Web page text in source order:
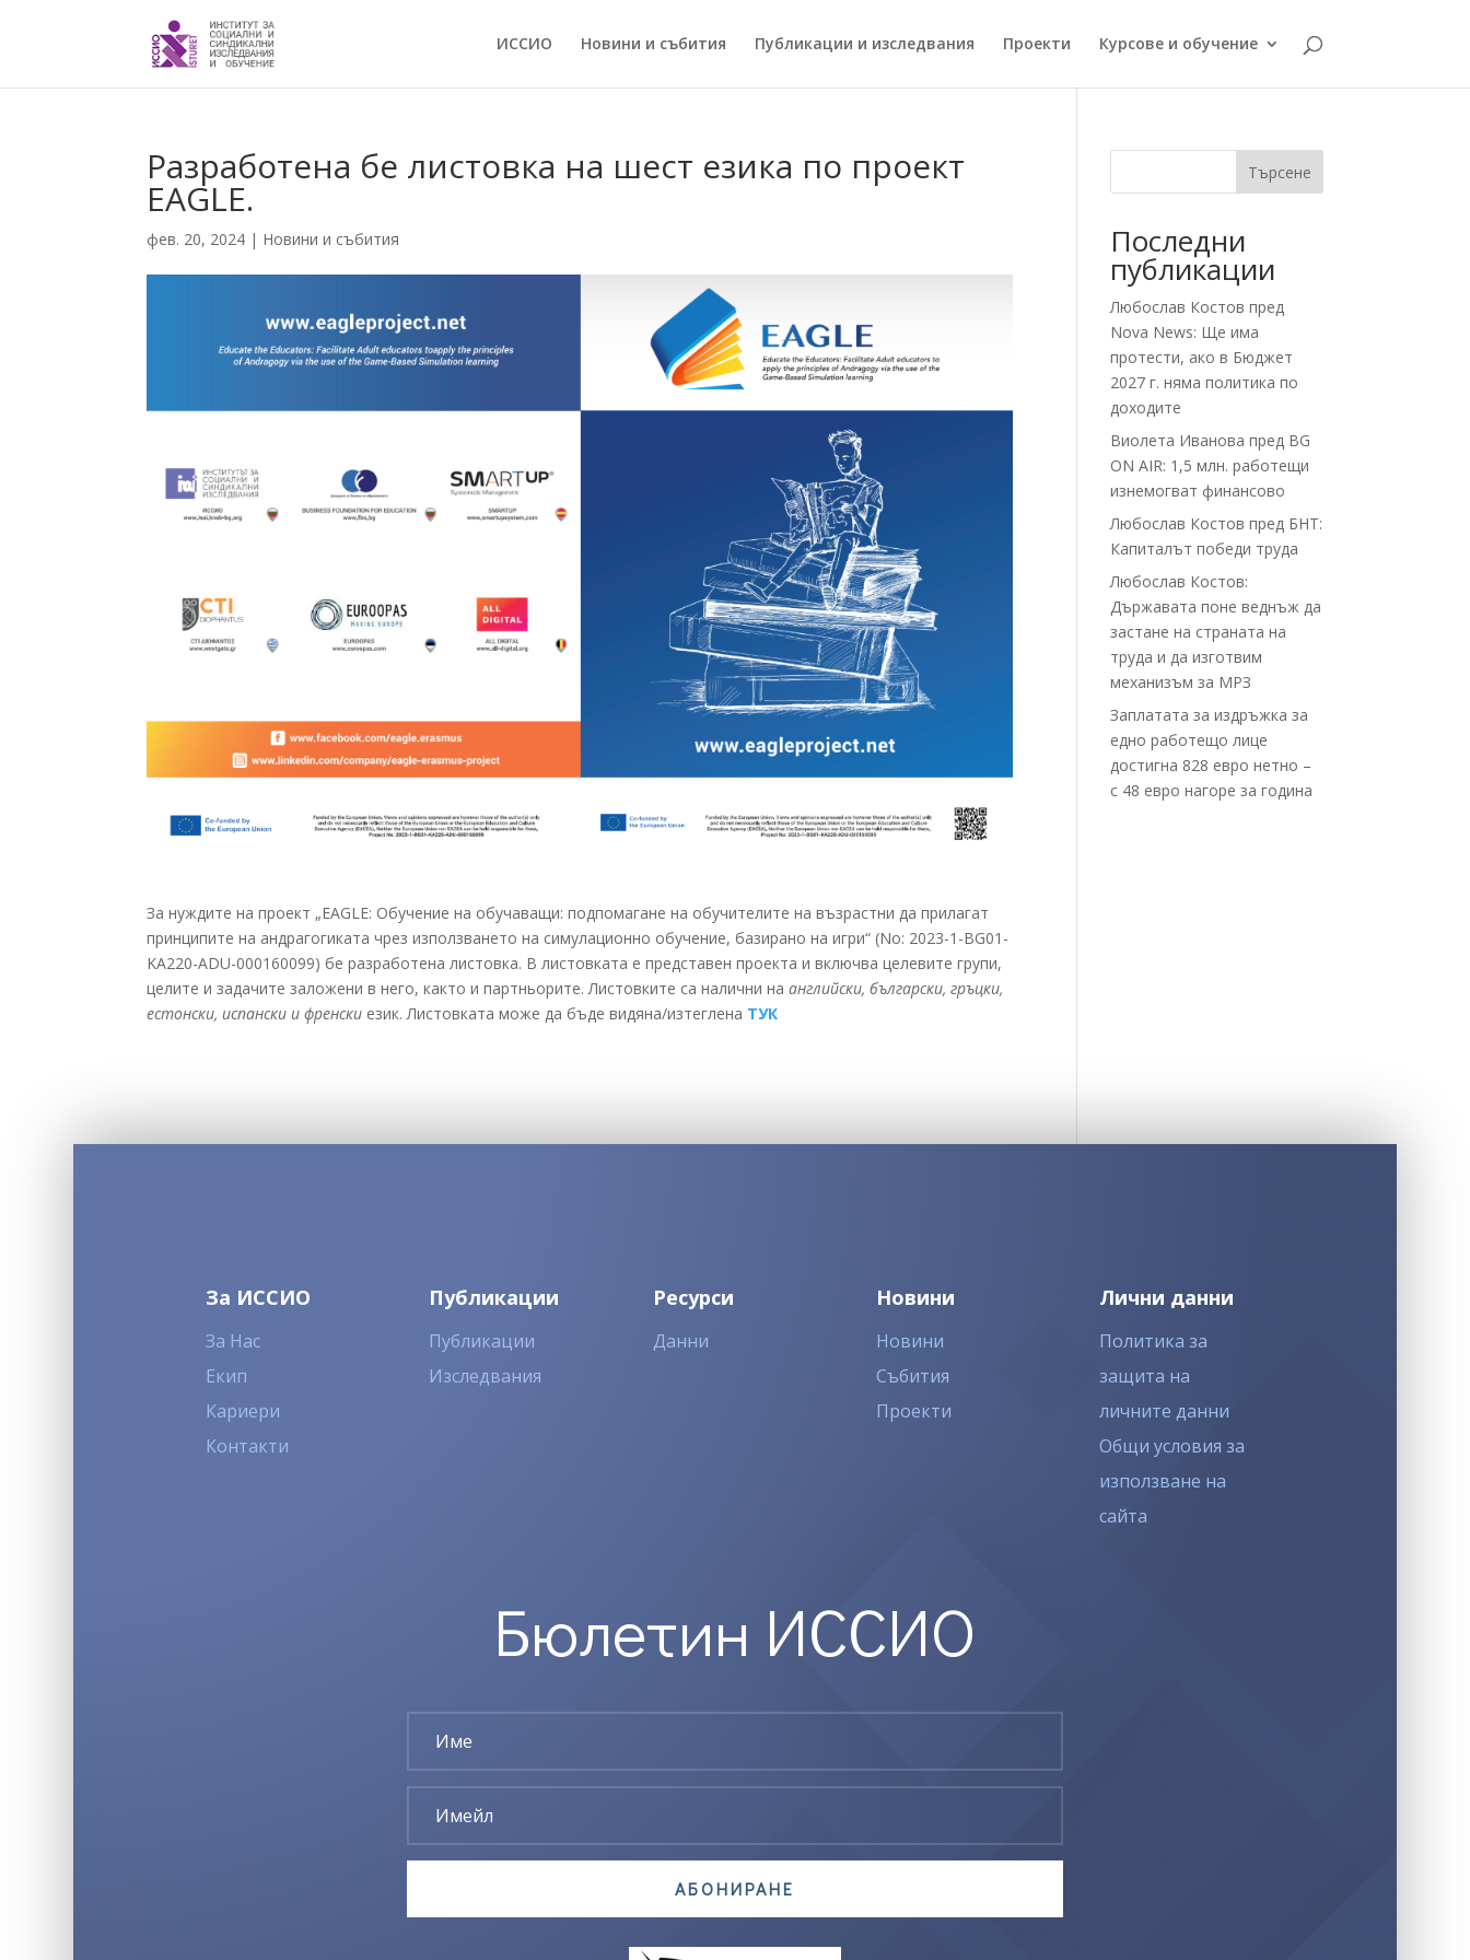
ИССИO Новини и събития Публикации и изследвания Проекти Курсове и обучение
Разработена бе листовка на шест езика по проект
EAGLE.
фев. 20, 2024 | Новини и събития
За нуждите на проект „EAGLE: Обучение на обучаващи: подпомагане на обучителите на възрастни да прилагат
принципите на андрагогиката чрез използването на симулационно обучение, базирано на игри“ (No: 2023-1-BG01-
KA220-ADU-000160099) бе разработена листовка. В листовката е представен проекта и включва целевите групи,
целите и задачите заложени в него, както и партньорите. Листовките са налични наанглийски, български, гръцки,
естонски, испански и френски език. Листовката може да бъде видяна/изтеглена ТУК
Търсене
Последни
публикации
Любослав Костов пред
Nova News: Ще има
протести, ако в Бюджет
2027 г. няма политика по
доходите
Виолета Иванова пред BG
ON AIR: 1,5 млн. работещи
изнемогват финансово
Любослав Костов пред БНТ:
Капиталът победи труда
Любослав Костов:
Държавата поне веднъж да
застане на страната на
труда и да изготвим
механизъм за МРЗ
Заплатата за издръжка за
едно работещо лице
достигна 828 евро нетно –
с 48 евро нагоре за година
За ИССИО
За Нас
Екип
Кариери
Контакти
Публикации
Публикации
Изследвания
Ресурси
Данни
Новини
Новини
Събития
Проекти
Лични данни
Политика за
защита на
личните данни
Общи условия за
използване на
сайта
Бюлетин ИССИО
АБОНИРАНЕ